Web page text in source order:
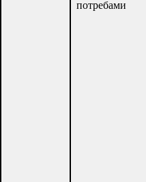
потребами